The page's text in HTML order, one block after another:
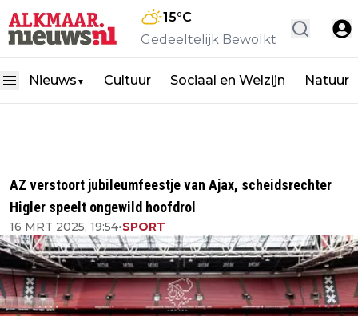
15°C
Gedeeltelijk Bewolkt
Nieuws ▼ Cultuur Sociaal en Welzijn Natuur
AZ verstoort jubileumfeestje van Ajax, scheidsrechter
Higler speelt ongewild hoofdrol
16 MRT 2025, 19:54•SPORT